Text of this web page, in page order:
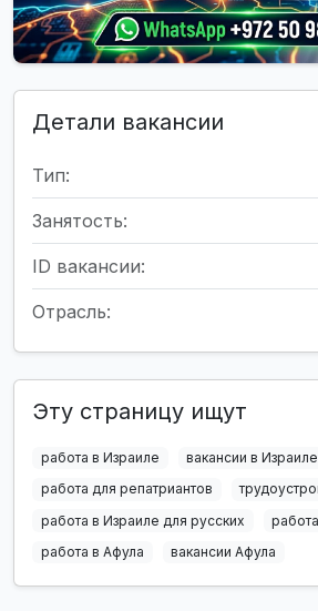
Детали вакансии
Тип:
Занятость:
ID вакансии:
Отрасль:
Эту страницу ищут
работа в Израиле
вакансии в Израиле
работа для репатриантов
работа в Израиле для русских
работа в Афула
вакансии Афула